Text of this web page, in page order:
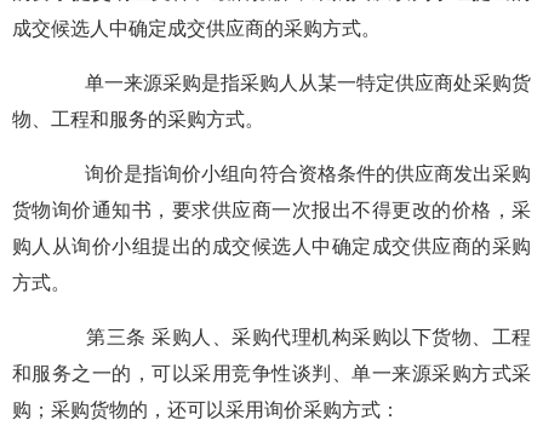
成交候选人中确定成交供应商的采购方式。
单一来源采购是指采购人从某一特定供应商处采购货
物、工程和服务的采购方式。
询价是指询价小组向符合资格条件的供应商发出采购
货物询价通知书，要求供应商一次报出不得更改的价格，采
购人从询价小组提出的成交候选人中确定成交供应商的采购
方式。
第三条 采购人、采购代理机构采购以下货物、工程
和服务之一的，可以采用竞争性谈判、单一来源采购方式采
购；采购货物的，还可以采用询价采购方式：